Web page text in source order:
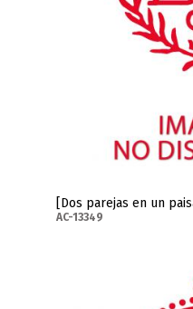
[Dos parejas en un
AC-13349